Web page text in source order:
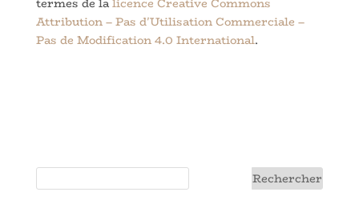
Attribution – Pas d'Utilisation Commerciale –
Pas de Modification 4.0 International.